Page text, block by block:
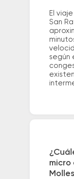
El
San
según
micro